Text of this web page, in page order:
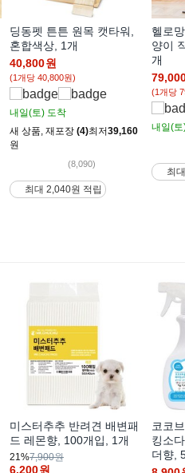
딩동펫 튼튼 원목 캣타워,
혼합색상, 1개
40,800원
(1개당 40,800원)
내일(토) 도착
새 상품 재포장 (4)최저39,160
원
(8,090)
최대 2,040원 적립
헬로
양이
개
(1개당
내일(
최
미스터추추 반려견 배변패
드 레몬향, 100개입, 1개
21%7,900원
6,200원
코코
킹소
더향,